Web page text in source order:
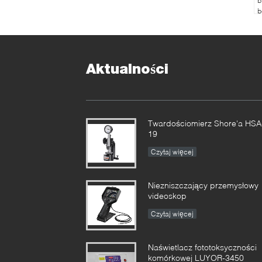
Aktualności
Twardościomierz Shore'a
19
Czytaj więcej
Niezniszczający przemysłowy
videoskop
Czytaj więcej
Naświetlacz fototoksyczności
komórkowej LUYOR-3450